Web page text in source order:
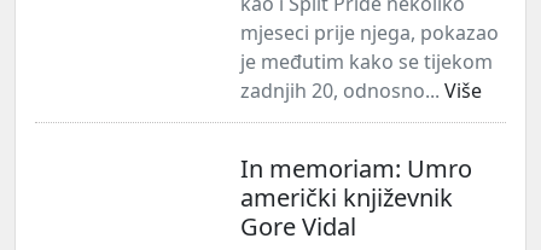
mjeseci prije njega, pokazao
je međutim kako se tijekom
zadnjih 20, odnosno... Više
In memoriam: Umro
američki književnik
Gore Vidal